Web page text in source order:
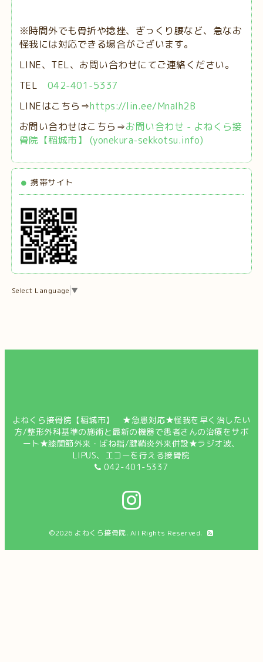
※時間外でも骨折や捻挫、ぎっくり腰など、急なお
怪我には対応できる場合がございます。
LINE、TEL、お問い合わせにてご連絡ください。
TEL 042-401-5337
LINEはこちら⇒https://lin.ee/MnaIh2B
お問い合わせはこちら⇒お問い合わせ - よねくら接
骨院【稲城市】 (yonekura-sekkotsu.info)
携帯サイト
Select Language ▼
よねくら接骨院【稲城市】 ★急患対応★怪我を早く治したい
方/整形外科基準の施術と最新の機器で患者さんの治療をサポ
ート★膝関節外来・ばね指/腱鞘炎外来併設★ラジオ波、
LIPUS、エコーを行える接骨院
042-401-5337
©2026 よねくら接骨院. All Rights Reserved.